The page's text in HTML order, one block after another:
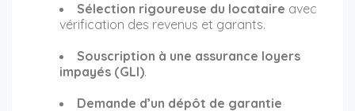
Sélection rigoureuse du locataire avec
vérification des revenus et garants.
Souscription à une assurance loyers
impayés (GLI).
Demande d’un dépôt de garantie